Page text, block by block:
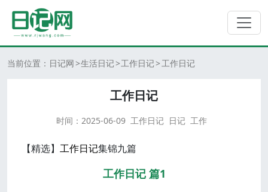
当前位置： 日记网 生活日记 工作日记 工作日记
工作日记
时间： 2025-06-09 工作日记 日记 工作
【精选】 工作日记集锦九篇
工作日记 篇1